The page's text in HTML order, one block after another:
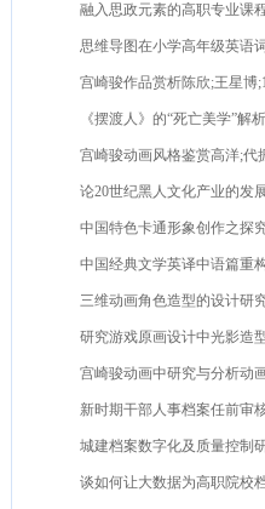
融入思政元素的高职专业课
思维导图在小学高年级英语词
宫崎骏作品赏析陈欣;王星博
《摆渡人》的“死亡美学”解析
宫崎骏动画风格鉴赏高洋;代
论20世纪黑人文化产业的发展
中国特色卡通形象创作之探究
中国经典文学英译中语篇重构
三维动画角色造型的设计研究
研究游戏原画设计中光影造型
宫崎骏动画中研究与分析动画
新时期干部人事档案任前审核
城建档案数字化及质量控制研
谈如何让大数据为高职院校档